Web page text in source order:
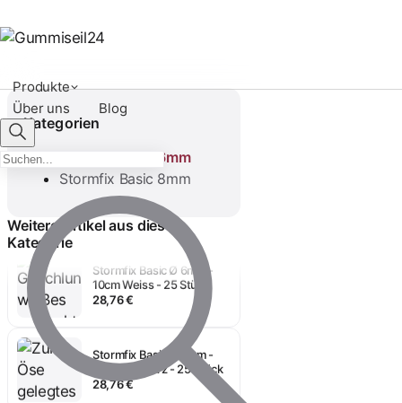
Produkte
Über uns
Blog
Kategorien
Stormfix Basic 6mm
Stormfix Basic 8mm
Weitere Artikel aus dieser
Kategorie
Stormfix Basic Ø 6mm -
10cm ALU - 25 Stück
29,48 €
Stormfix Basic Ø 6mm -
10cm Weiss - 25 Stück
28,76 €
Stormfix Basic Ø 6mm -
10cm Schwarz - 25 Stück